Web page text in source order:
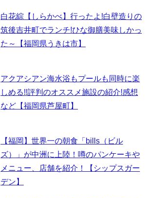
白花綜【しらかべ】行ったよ!白壁造りの
筑後吉井町でランチ!ひな御膳美味しかっ
た～【福岡県うきは市】
アクアシアン海水浴もプールも同時に楽
しめる!!評判のオススメ施設の紹介!感想
など【福岡県芦屋町】
【福岡】世界一の朝食「bills（ビル
ズ）」が中洲に上陸！噂のパンケーキや
メニュー、店舗を紹介！【シップスガー
デン】